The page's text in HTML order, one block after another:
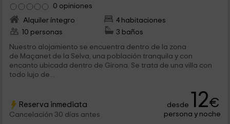
0 opiniones
Alquiler íntegro
4 habitaciones
10 personas
3 baños
Nuestro alojamiento se encuentra dentro de la zona
de Maçanet de la Selva, una población tranquila y con
encanto ubicada dentro de Girona. Se trata de una villa con
todo lujo de...
Reserva inmediata
Cancelación 30 días antes
desde 12€
persona y noche